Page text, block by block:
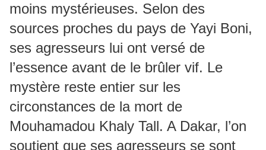
moins mystérieuses. Selon des
sources proches du pays de Yayi Boni,
ses agresseurs lui ont versé de
l’essence avant de le brûler vif. Le
mystère reste entier sur les
circonstances de la mort de
Mouhamadou Khaly Tall. A Dakar, l’on
soutient que ses agresseurs se sont